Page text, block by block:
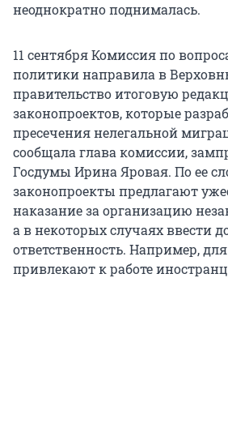
неоднократно поднималась.
11 сентября Комиссия по
политики направила в
правительство итоговую
законопроектов, которые
пресечения нелегальной
сообщала глава комиссии,
Госдумы Ирина Яровая. По ее
законопроекты предлагают
наказание за организацию
а в некоторых случаях ввести
ответственность. Например,
привлекают к работе